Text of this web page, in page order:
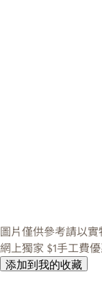
圖片僅供參考請以實
網上獨家 $1手工費
添加到我的收藏